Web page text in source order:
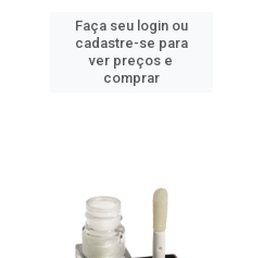
Faça seu login ou
cadastre-se para
ver preços e
comprar